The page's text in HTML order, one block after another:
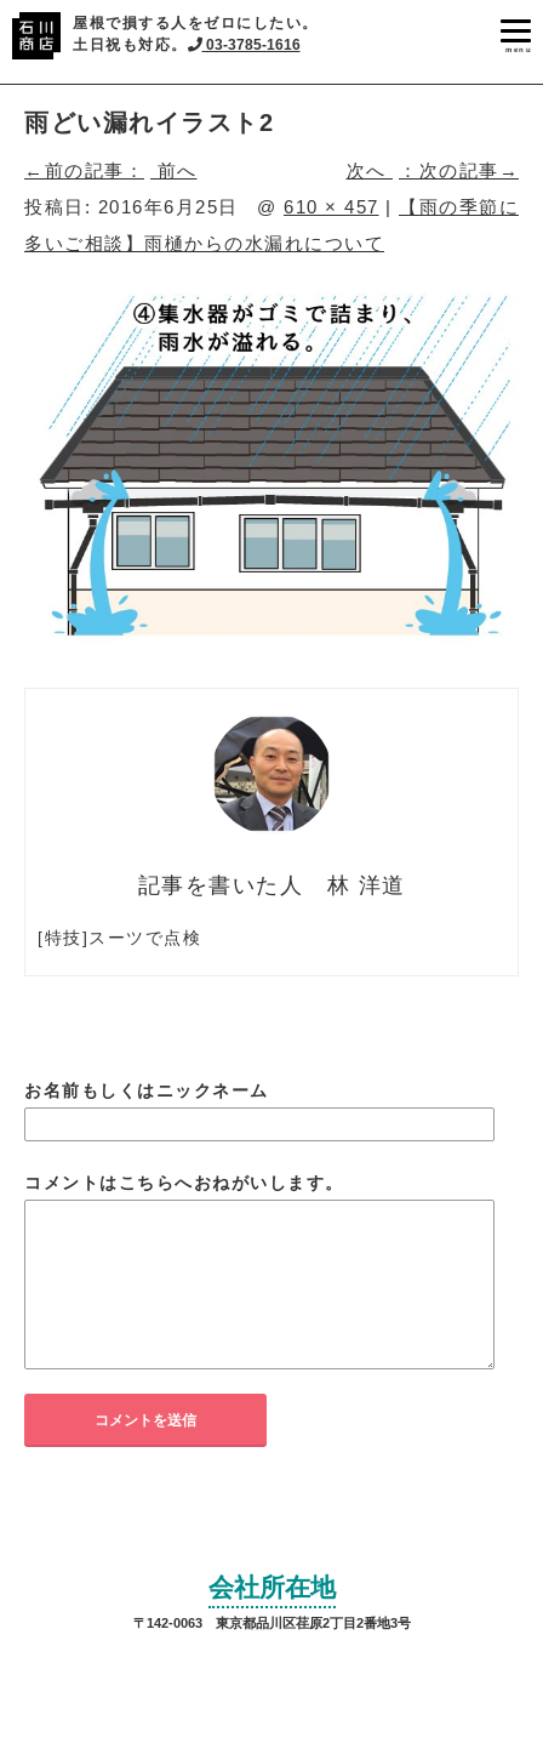
屋根で損する人をゼロにしたい。
土日祝も対応。
03-3785-1616 menu
雨どい漏れイラスト2
前へ
次へ
投稿日: 2016年6月25日 @ 610 × 457 |
【雨の季節に
多いご相談】雨樋からの水漏れについて
林 洋道
[特技]スーツで点検
お名前もしくはニックネーム
コメントはこちらへおねがいします。
会社所在地
〒142-0063 東京都品川区荏原2丁目2番地3号